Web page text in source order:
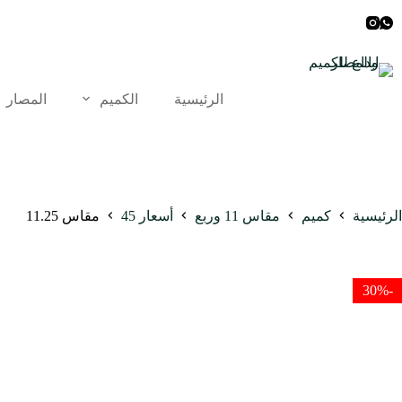
إلى
الرئيسية الكميم المصار
الرئيسية كميم مقاس 11 وربع أسعار 45 مقاس 11.25
-30%